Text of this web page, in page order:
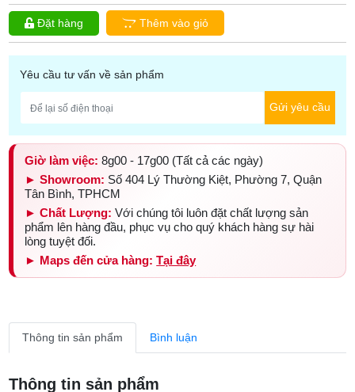
Đặt hàng Thêm vào giỏ
Yêu cầu tư vấn về sản phẩm
Gửi yêu cầu
Giờ làm việc: 8g00 - 17g00 (Tất cả các ngày)
► Showroom: Số 404 Lý Thường Kiệt, Phường 7, Quận
Tân Bình, TPHCM
► Chất Lượng: Với chúng tôi luôn đặt chất lượng sản
phẩm lên hàng đầu, phục vụ cho quý khách hàng sự hài
lòng tuyệt đối.
► Maps đến cửa hàng: Tại đây
Thông tin sản phẩm Bình luận
Thông tin sản phẩm